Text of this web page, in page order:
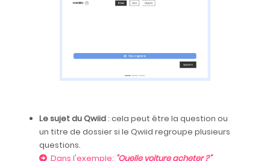
Le sujet du Qwiid: cela peut être la question ou
un titre de dossier si le Qwiid regroupe plusieurs
questions.
Dans l'exemple: "Quelle voiture acheter ?"